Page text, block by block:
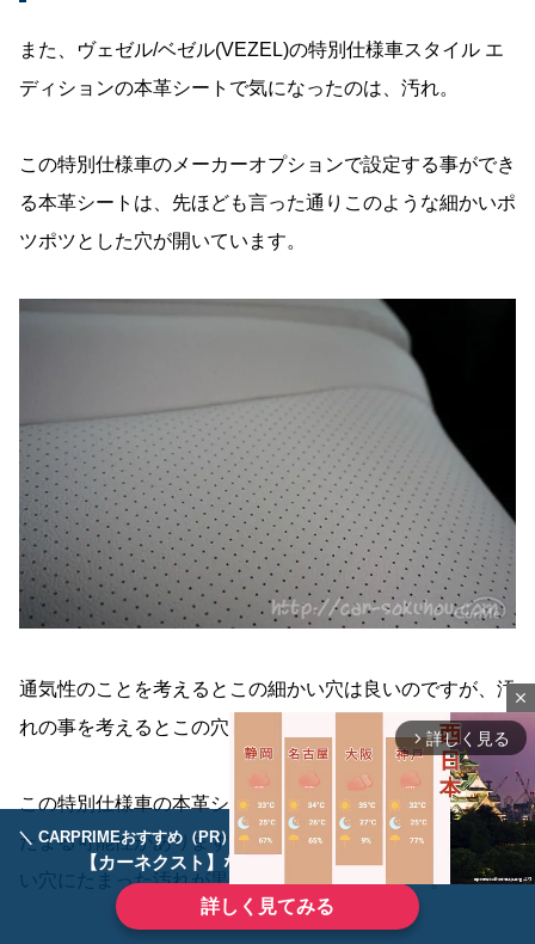
＼ CARPRIMEおすすめ（PR） ／ディーラーで手放すのはもったいない！
【カーネクスト】ならどんなクルマも高価買取
詳しく見てみる
また、ヴェゼル/ベゼル(VEZEL)の特別仕様車スタイル エ
ディションの本革シートで気になったのは、汚れ。
この特別仕様車のメーカーオプションで設定する事ができ
る本革シートは、先ほども言った通りこのような細かいポ
ツポツとした穴が開いています。
通気性のことを考えるとこの細かい穴は良いのですが、汚
れの事を考えるとこの穴が欠点に･･･。
この特別仕様車の本革シートの細かい穴にホコリや汚れが
たまる可能性があります。また、ホワイトなのでこの細か
い穴にたまった汚れが黒ずみ目立つ可能性も･･･。
close
arrow_forward_ios 詳しく見る